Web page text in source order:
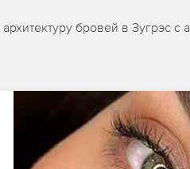
бровей в Зугрэс с